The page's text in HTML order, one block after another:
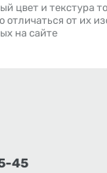
цвет и текстура
отличаться от их
на сайте
45